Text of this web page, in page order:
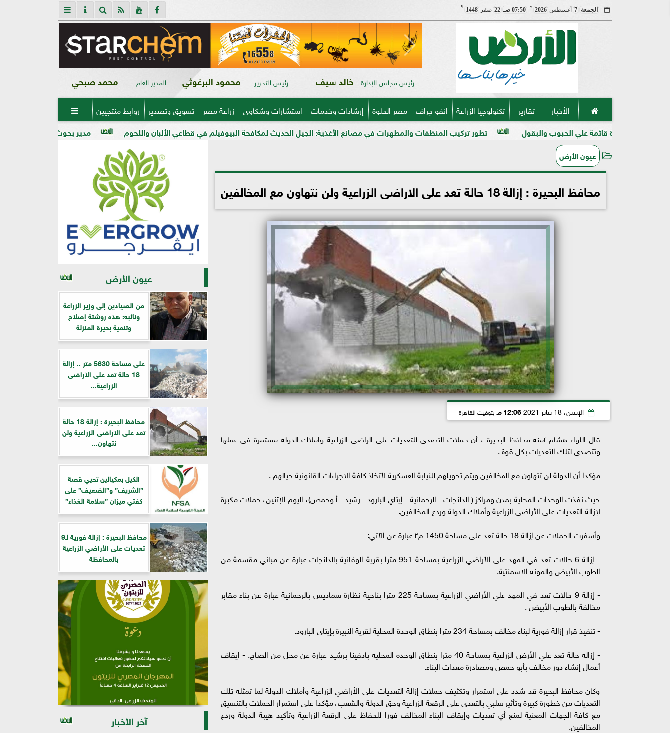
الجمعة 7 أغسطس2026
مـ
07:50 صـ 22 صفر1448
هـ
رئيس مجلس الإدارة خالد سيف رئيس التحرير محمود البرغوثي المدير العام محمد صبحي
الأخبار تقارير تكنولوجيا الزراعة انفو جراف مصر الحلوة إرشادات وخدمات استشارات وشكاوى زراعة مصر تسويق وتصدير روابط منتجيين 
مدير بحوث أمراض النباتات: التغيرات تطور تركيب المنظفات والمطهرات في مصانع الأغذية: الجيل الحديث لمكافحة البيوفيلم في قطاعي الألبان واللحوم قائمة علي الحبوب والبقول
عيون الأرض
محافظ البحيرة : إزالة 18 حالة تعد على الاراضى الزراعية ولن نتهاون مع المخالفين
الإثنين، 18 يناير 2021 12:06 مـ بتوقيت القاهرة
قال اللواء هشام آمنه محافظ البحيرة ، أن حملات التصدى للتعديات على الراضى الزراعية واملاك الدوله مستمرة فى عملها
وتتصدى لتلك التعديات بكل قوة .
مؤكدا أن الدولة لن تتهاون مع المخالفين ويتم تحويلهم للنيابة العسكرية لأتخاذ كافة الاجراءات القانونية حيالهم .
حيث نفذت الوحدات المحلية بمدن ومراكز ( الدلنجات - الرحمانية - إيتاي البارود - رشيد - أبوحمص)، اليوم الإثنين، حملات مكبرة
لإزالة التعديات على الأراضى الزراعية وأملاك الدولة وردع المخالفين.
وأسفرت الحملات عن إزالة 18 حالة تعد على مساحة 1450 م٢ عبارة عن الآتي:-
- إزالة 6 حالات تعد في المهد على الأراضي الزراعية بمساحة 951 مترا بقرية الوفائية بالدلنجات عبارة عن مباني مقسمة من
الطوب الأبيض والمونه الاسمنتية.
- إزالة 9 حالات تعد في المهد علي الأراضي الزراعية بمساحة 225 مترا بناحية نظارة سماديس بالرحمانية عبارة عن بناء مقابر
مخالفة بالطوب الأبيض .
- تنفيذ قرار إزالة فورية لبناء مخالف بمساحة 234 مترا بنطاق الوحدة المحلية لقرية النبيرة بإيتاى البارود.
- إزاله حالة تعد علي الأرض الزراعية بمساحة 40 مترا بنطاق الوحده المحليه بادفينا برشيد عبارة عن محل من الصاج. - ايقاف
أعمال إنشاء دور مخالف بأبو حمص ومصادرة معدات البناء.
وكان محافظ البحيرة قد شدد على استمرار وتكثيف حملات إزالة التعديات على الأراضي الزراعية وأملاك الدولة لما تمثله تلك
التعديات من خطورة كبيرة وتأثير سلبي بالتعدى على الرقعة الزراعية وحق الدولة والشعب، مؤكدا على استمرار الحملات بالتنسيق
مع كافة الجهات المعنية لمنع أي تعديات وإيقاف البناء المخالف فورا للحفاظ على الرقعة الزراعية وتأكيد هيبة الدولة وردع
المخالفين.
عيون الأرض
من الصيادين إلى وزير الزراعة
ونائبه: هذه روشتة إصلاح
وتنمية بحيرة المنزلة
على مساحة 5630 متر .. إزالة
18 حالة تعد على الأراضى
الزراعية...
محافظ البحيرة : إزالة 18 حالة
تعد على الاراضى الزراعية ولن
نتهاون...
الكيل بمكيالين تحيي قصة
”الشريف” و”الضعيف” على
كفتي ميزان ”سلامة الغذاء”
محافظ البحيرة : إزالة فورية لـ9
تعديات على الأراضي الزراعية
بالمحافظة
آخر الأخبار